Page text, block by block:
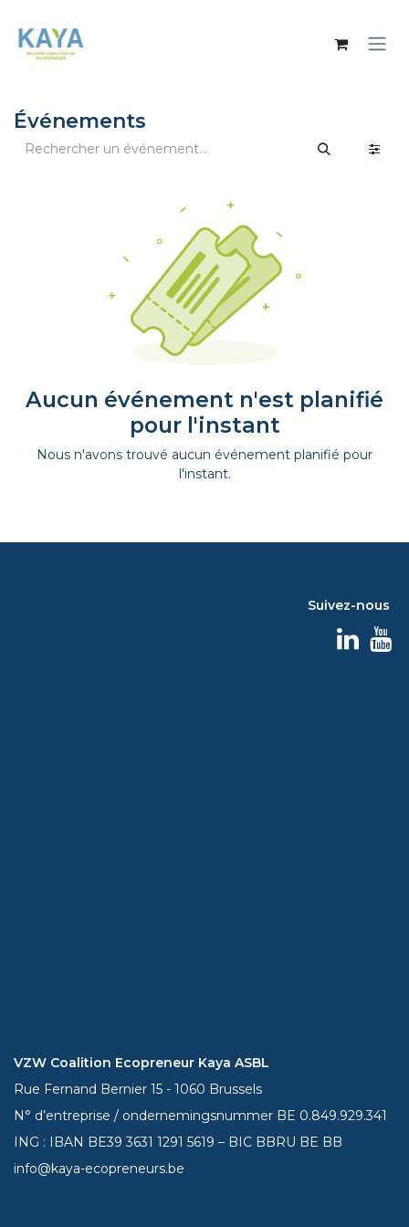
Événements
Aucun événement n'est planifié
pour l'instant
Nous n'avons trouvé aucun événement planifié pour
l'instant.
Suivez-nous
VZW Coalition Ecopreneur Kaya ASBL
Rue Fernand Bernier 15 - 1060 Brussels
N° d’entreprise / ondernemingsnummer BE 0.849.929.341
ING : IBAN BE393631 1291 5619 – BIC BBRU BE BB
info@kaya-ecopreneurs.be